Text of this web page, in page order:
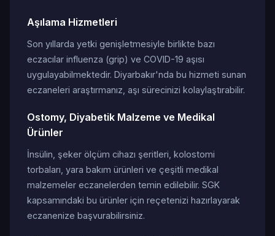
Aşılama Hizmetleri
Son yıllarda yetki genişletmesiyle birlikte bazı
eczacılar influenza (grip) ve COVID-19 aşısı
uygulayabilmektedir. Diyarbakır'nda bu hizmeti sunan
eczaneleri araştırmanız, aşı sürecinizi kolaylaştırabilir.
Ostomy, Diyabetik Malzeme ve Medikal
Ürünler
İnsülin, şeker ölçüm cihazı şeritleri, kolostomi
torbaları, yara bakım ürünleri ve çeşitli medikal
malzemeler eczanelerden temin edilebilir. SGK
kapsamındaki bu ürünler için reçetenizi hazırlayarak
eczanenize başvurabilirsiniz.